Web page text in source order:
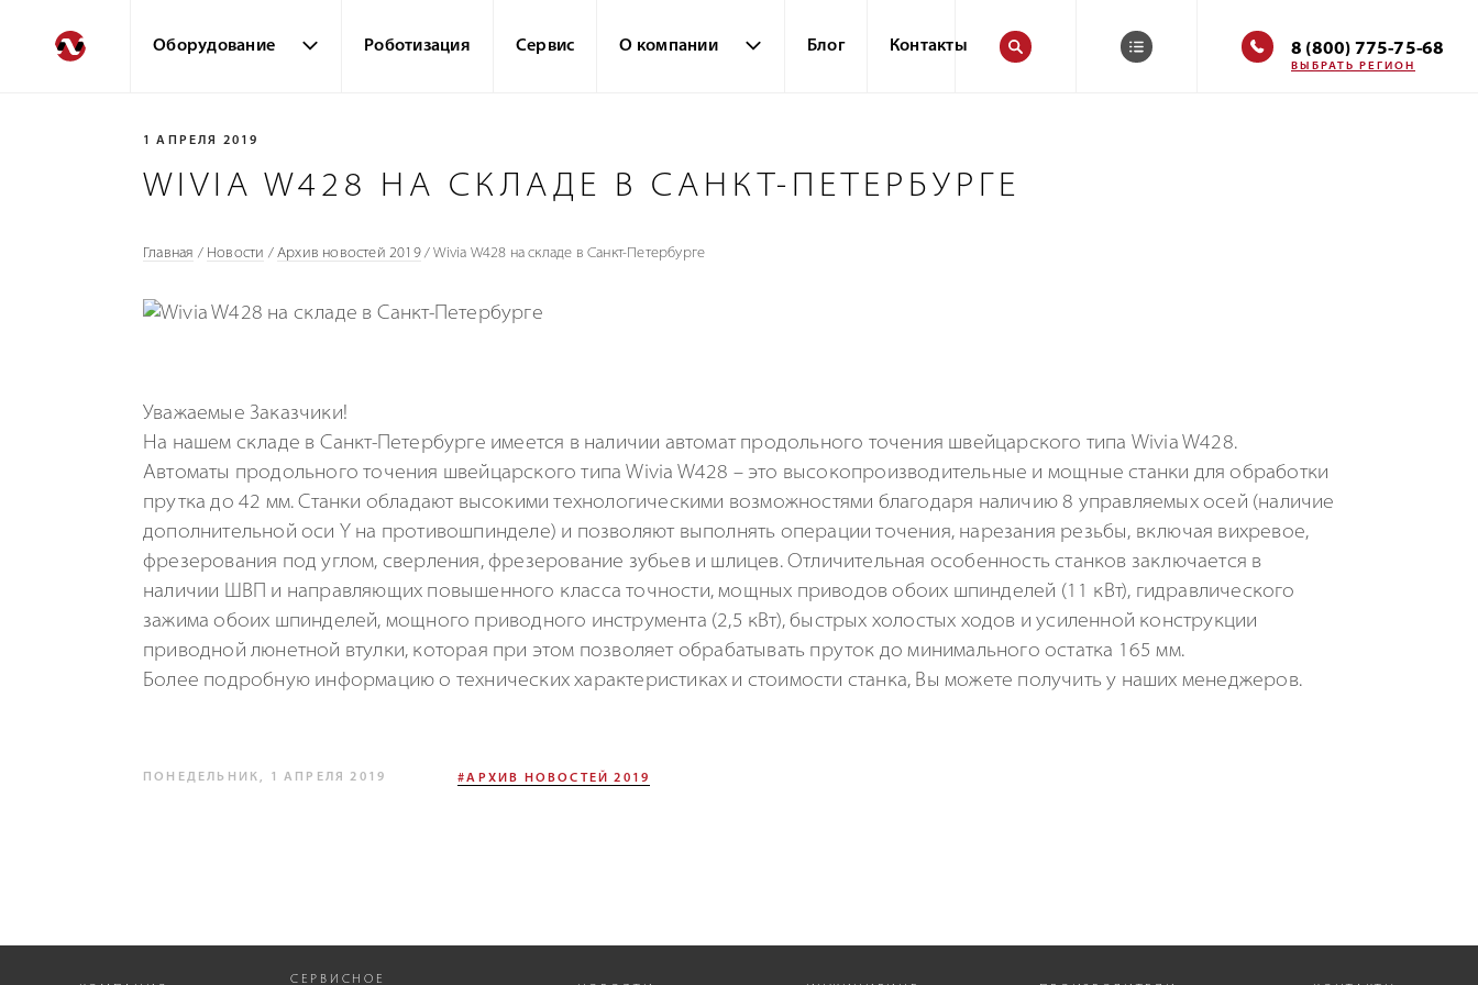
Оборудование Роботизация Сервис О компании Блог Контакты 8 (800) 775-75-68
ВЫБРАТЬ РЕГИОН
1 АПРЕЛЯ 2019
WIVIA W428 НА СКЛАДЕ В САНКТ-ПЕТЕРБУРГЕ
Главная / Новости /Архив новостей 2019/Wivia W428 на складе в Санкт-Петербурге
Уважаемые Заказчики!
На нашем складе в Санкт-Петербурге имеется в наличии автомат продольного точения швейцарского типа Wivia W428.
Автоматы продольного точения швейцарского типа Wivia W428 – это высокопроизводительные и мощные станки для обработки
прутка до 42 мм. Станки обладают высокими технологическими возможностями благодаря наличию 8 управляемых осей (наличие
дополнительной оси Y на противошпинделе) и позволяют выполнять операции точения, нарезания резьбы, включая вихревое,
фрезерования под углом, сверления, фрезерование зубьев и шлицев. Отличительная особенность станков заключается в
наличии ШВП и направляющих повышенного класса точности, мощных приводов обоих шпинделей (11 кВт), гидравлического
зажима обоих шпинделей, мощного приводного инструмента (2,5 кВт), быстрых холостых ходов и усиленной конструкции
приводной люнетной втулки, которая при этом позволяет обрабатывать пруток до минимального остатка 165 мм.
Более подробную информацию о технических характеристиках и стоимости станка, Вы можете получить у наших менеджеров.
ПОНЕДЕЛЬНИК, 1 АПРЕЛЯ 2019 #АРХИВ НОВОСТЕЙ 2019
СЕРВИСНОЕ